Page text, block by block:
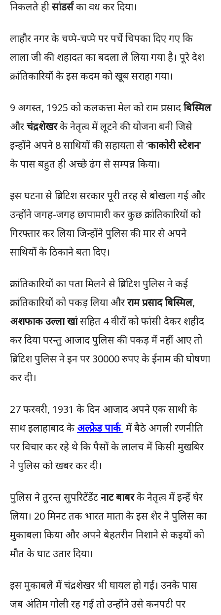
निकलते हीसांडर्सका वध कर दिया।
लाहौर नगर के चप्पे-चप्पे पर पर्चे चिपका दिए गए कि
लाला जी की शहादत का बदला ले लिया गया है। पूरे देश
क्रांतिकारियों के इस कदम को खूब सराहा गया।
9 अगस्त, 1925 को कलकत्ता मेल को राम प्रसादबिस्मिल
औरचंद्रशेखरके नेतृत्व में लूटने की योजना बनी जिसे
इन्होंने अपने 8 साथियों की सहायता से ‘काकोरी स्टेशन‘
के पास बहुत ही अच्छे ढंग से सम्पन्न किया।
इस घटना से ब्रिटिश सरकार पूरी तरह से बोखला गई और
उन्होंने जगह-जगह छापामारी कर कुछ क्रांतिकारियों को
गिरफ्तार कर लिया जिन्होंने पुलिस की मार से अपने
साथियों के ठिकाने बता दिए।
क्रांतिकारियों का पता मिलने से ब्रिटिश पुलिस ने कई
क्रांतिकारियों को पकड़ लिया औरराम प्रसाद बिस्मिल,
अशफाक उल्ला खांसहित 4 वीरों को फांसी देकर शहीद
कर दिया परन्तु आजाद पुलिस की पकड़ में नहीं आए तो
ब्रिटिश पुलिस ने इन पर 30000 रुपए के ईनाम की घोषणा
कर दी।
27 फरवरी, 1931 के दिन आजाद अपने एक साथी के
साथ इलाहाबाद के अल्‍फ्रेड पार्क में बैठे अगली रणनीति
पर विचार कर रहे थे कि पैसों के लालच में किसी मुखबिर
ने पुलिस को खबर कर दी।
पुलिस ने तुरन्त सुपरिटेंडेंटनाट बाबरके नेतृत्व में इन्हें घेर
लिया। 20 मिनट तक भारत माता के इस शेर ने पुलिस का
मुकाबला किया और अपने बेहतरीन निशाने से कइयों को
मौत के घाट उतार दिया।
इस मुकाबले में चंद्रशेखर भी घायल हो गई। उनके पास
जब अंतिम गोली रह गई तो उन्होंने उसे कनपटी पर